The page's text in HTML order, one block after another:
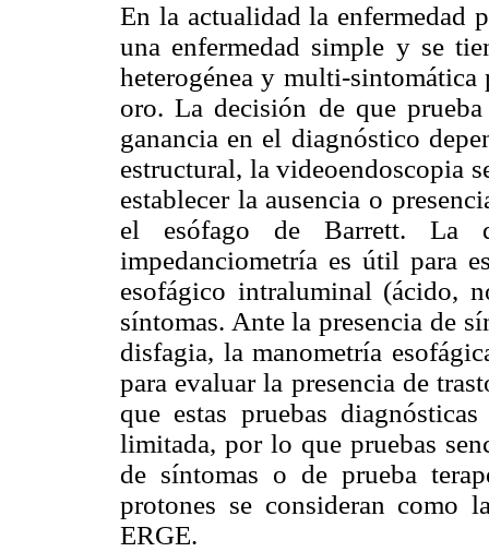
En la actualidad la enfermedad
una enfermedad simple y se
heterogénea y multi-
oro. La decisión de que
ganancia en el diagnóstico
estructural, la videoendoscopia
establecer la ausencia o
el esófago de Barrett. La
impedanciometría es útil para
esofágico intraluminal (ácido,
síntomas. Ante la presencia de
disfagia, la manometría
para evaluar la presencia de
que estas pruebas
limitada, por lo que pruebas
de síntomas o de prueba
protones se consideran como
ERGE.